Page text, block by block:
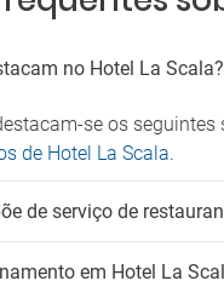
no Hotel La Scala?
se os
de Hotel La Scala.
de serviço de
em Hotel La